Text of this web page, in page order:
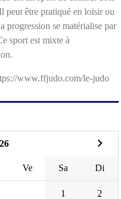
peut être pratiqué en loisir ou
progression se matérialise par
sport est mixte à
www.ffjudo.com/le-judo
Ve Sa Di
1 2